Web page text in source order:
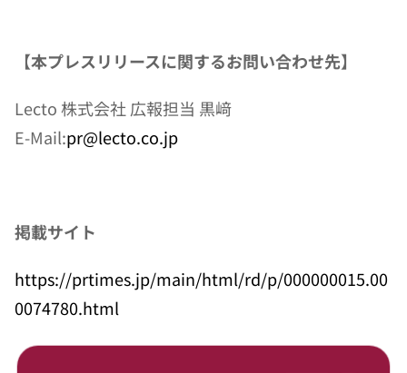
【本プレスリリースに関するお問い合わせ先】
Lecto 株式会社 広報担当 黒﨑
E-Mail:pr@lecto.co.jp
掲載サイト
https://prtimes.jp/main/html/rd/p/000000015.00
0074780.html